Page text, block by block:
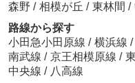
森野 / 相模が丘 / 東林間 /
路線から探す
小田急小田原線 / 横浜線 /
南武線 / 京王相模原線 /
中央線 / 八高線